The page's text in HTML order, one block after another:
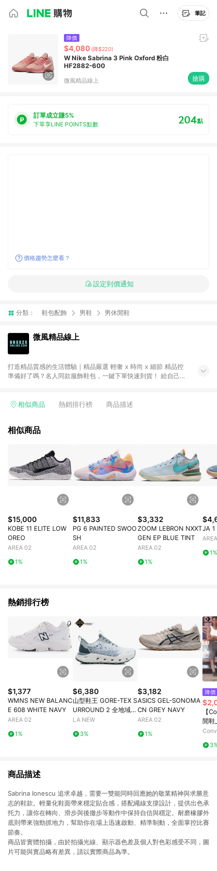
筆記
降價
$4,080 (降$220)
W Nike Sabrina 3 Pink Oxford 粉白
HF2882-600
微風精品線上 搶購
訂單成立賺5%
下單享LINE POINTS點數 204點
價格趨勢怎麼看？
設定到價通知
分類： 鞋包配飾 男鞋 男休閒鞋
微風精品線上
打造精品質感的生活體驗｜精品嚴選 輕奢 x 時尚 x 細節 精品控
準備好了嗎？名人同款服飾鞋包，一鍵下單快速到貨！ 給自己一
一瀏覽器於 24 小時內結帳才享有回饋，點數將於廠商出貨後 30
Breeze Beauty；其餘商品皆不享點數回饋。）
相似商品 熱銷排行榜 商品描述
相似商品
$15,000
KOBE 11 ELITE LOW
OREO
AREA 02
1%
$11,833
PG 6 PAINTED SWOO
SH
AREA 02
1%
$3,332
ZOOM LEBRON NXXT
GEN EP BLUE TINT
AREA 02
1%
JA 1
1%
熱銷排行榜
$1,377
WMNS NEW BALANC
E 608 WHITE NAVY
AREA 02
1%
$6,380
山型鞋王 GORE-TEX S
URROUND 2 全地域機
能郊山鞋(男23061454
LA NEW
3%
$3,182
ASICS GEL-SONOMA
CN GREY NAVY
AREA 02
1%
降價
【
閒鞋
官方
商品描述
Sabrina Ionescu 追求卓越，需要一雙能同時回應她的敬業精神與求勝意
志的鞋款。輕量化鞋面帶來穩定貼合感，搭配繩線支撐設計，提供出色承
托力，讓你在轉向、滑步與後撤步等動作中保持自信與穩定。耐磨橡膠外
底則帶來強勁抓地力，幫助你在場上迅速啟動、精準制動，全面掌控比賽
節奏。
商品皆實體拍攝，由於拍攝光線、顯示器色差及個人對色彩感受不同，圖
片可能與實品略有差異，請以實際商品為準。